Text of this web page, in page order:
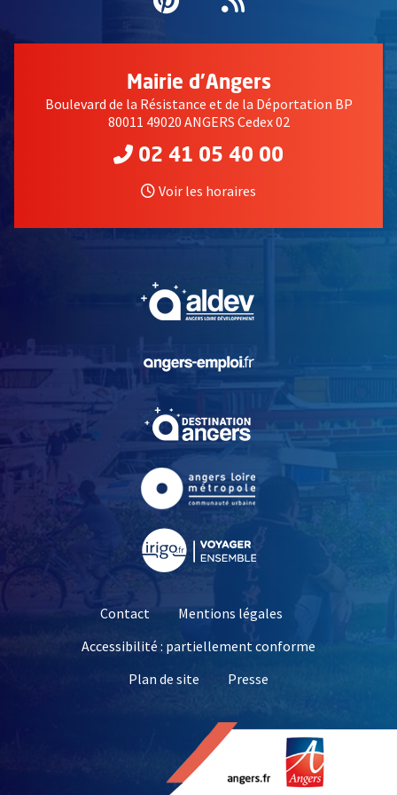
Mairie d'Angers
Boulevard de la Résistance et de la Déportation BP
80011 49020 ANGERS Cedex 02
02 41 05 40 00
Voir les horaires
, Ouvre une nouvelle
, Ouvre une nouvelle
Contact
Mentions légales
Accessibilité : partiellement conforme
Plan de site
Presse